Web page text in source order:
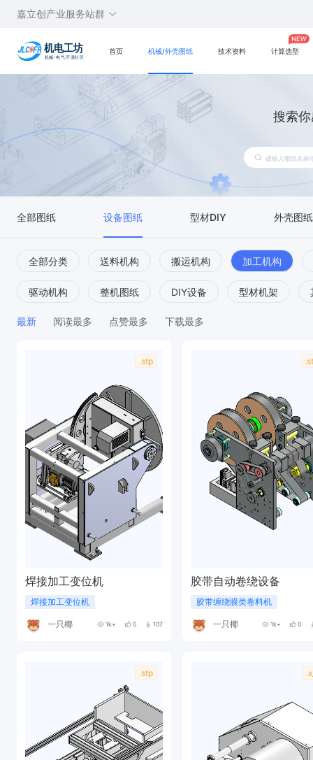
嘉立创产业服务站群
首页 机械/外壳图纸 技术资料 计算选型
搜索
全部图纸 设备图纸 型材DIY 外壳图纸
全部分类 送料机构 搬运机构 加工机构
驱动机构 整机图纸 DIY设备 型材机架
最新 阅读最多 点赞最多 下载最多
.stp
焊接加工变位机
焊接加工变位机
一只椰 1k+ 0 107
胶带自动卷绕设备
胶带缠绕膜类卷料机
一只椰 1k+ 0
.stp